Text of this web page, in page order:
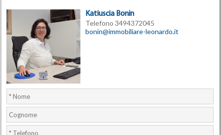
Katiuscia Bonin
Telefono 3494372045
bonin@immobiliare-leonardo.it